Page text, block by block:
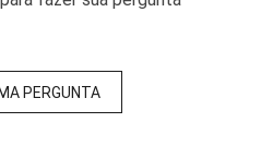
PERGUNTA